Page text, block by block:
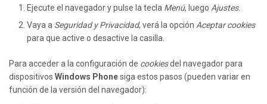
Ejecute el navegador y pulse la tecla Menú, luego Ajustes.
Vaya a Seguridad y Privacidad, verá la opción Aceptar cookies
para que active o desactive la casilla.
Para acceder a la configuración de cookiesdel navegador para
dispositivos Windows Phonesiga estos pasos (pueden variar en
función de la versión del navegador):